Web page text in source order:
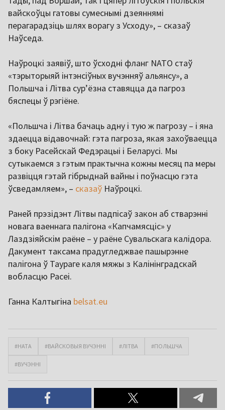
вайскоўцы гатовы сумеснымі дзеяннямі
перагарадзіць шлях ворагу з Усходу», – сказаў
Наўседа.
Наўроцкі заявіў, што ўсходні фланг NATO стаў
«тэрыторыяй інтэнсіўных вучэнняў альянсу», а
Польшча і Літва сур’ёзна ставяцца да пагроз
бяспецы ў рэгіёне.
«Польшча і Літва бачаць адну і тую ж пагрозу – і яна
здаецца відавочнай: гэта пагроза, якая захоўваецца
з боку Расейскай Федэрацыі і Беларусі. Мы
сутыкаемся з гэтым практычна кожны месяц па меры
развіцця гэтай гібрыднай вайны і поўнасцю гэта
ўсведамляем», – сказаў Наўроцкі.
Раней прэзідэнт Літвы падпісаў закон аб стварэнні
новага ваеннага палігона «Капчамясціс» у
Лаздзіяйскім раёне – у раёне Сувальскага калідора.
Дакумент таксама прадугледжвае пашырэнне
палігона ў Таураге каля мяжы з Калінінградскай
вобласцю Расеі.
Ганна Калтыгіна belsat.eu
#НАТА #ВАЙСКОВЫЯ ВУЧЭННІ #ЛІТВА #ПОЛЬШЧА
#ВУЧЭННІ